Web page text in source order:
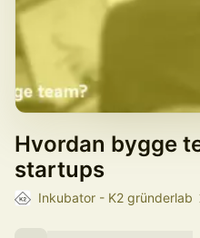
Hvordan bygge
startups
Inkubator - K2 gründerlab